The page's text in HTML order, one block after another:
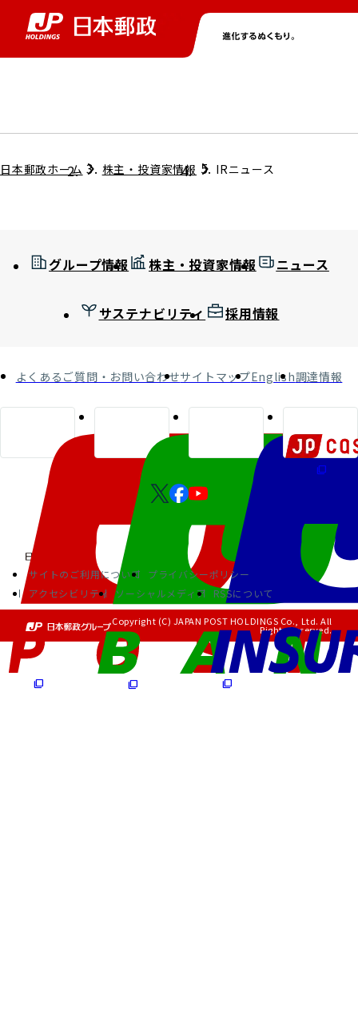
グループ情報トップ
コンダクト向上の取組み
ローカル共創イニシアティブ
関連事業
株主・投資家情報トップ
財務情報・IR資料
IRニュース
IRカレンダー
ニューストップ
サステナビリティトップ
担当役員メッセージ
サステナビリティマネジメント
持続可能な金融のフレームワーク
ガバナンス
ESGデータ集
採用情報トップ
日本郵政ホーム 株主・投資家情報 IRニュース
グループ情報 株主・投資家情報 ニュース
サステナビリティ 採用情報
よくあるご質問・お問い合わせサイトマップEnglish調達情報
サイトのご利用について
プライバシーポリシー
アクセシビリティ
ソーシャルメディア RSSについて
Copyright (C) JAPAN POST HOLDINGS Co., Ltd. All
Rights Reserved.